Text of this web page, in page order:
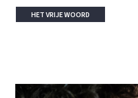
HET VRIJE WOORD